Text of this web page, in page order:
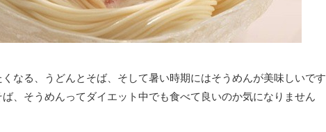
なる、うどんとそば、そして暑い時期にはそうめんが美味しいです
、そうめんってダイエット中でも食べて良いのか気になりません